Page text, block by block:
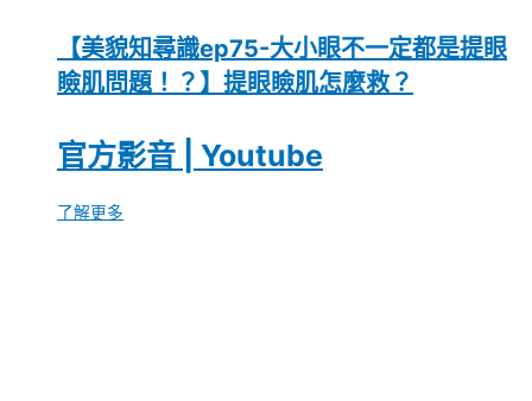
【美貌知尋識ep75-大小眼不一定都是提眼
瞼肌問題！？】提眼瞼肌怎麼救？
官方影音 | Youtube
了解更多